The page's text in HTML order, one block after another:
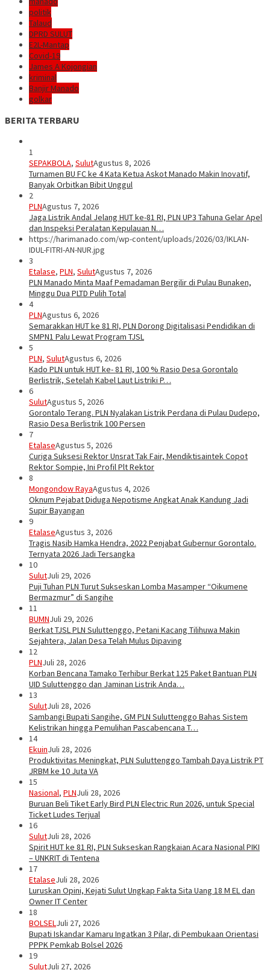
politik
Talaud
DPRD SULUT
E2L-Mantap
Covid-19
James A Kojongian
kriminal
Banjir Manado
golkar
BERITA TERBARU
1
SEPAKBOLA, SulutAgustus 8, 2026
Turnamen BU FC ke 4 Kata Ketua Askot Manado Makin Inovatif,
Banyak Orbitkan Bibit Unggul
2
PLNAgustus 7, 2026
Jaga Listrik Andal Jelang HUT ke-81 RI, PLN UP3 Tahuna Gelar Apel
dan Inspeksi Peralatan Kepulauan N…
https://harimanado.com/wp-content/uploads/2026/03/IKLAN-
IDUL-FITRI-AN-NUR.jpg
3
Etalase, PLN, SulutAgustus 7, 2026
PLN Manado Minta Maaf Pemadaman Bergilir di Pulau Bunaken,
Minggu Dua PLTD Pulih Total
4
PLNAgustus 6, 2026
Semarakkan HUT ke 81 RI, PLN Dorong Digitalisasi Pendidikan di
SMPN1 Palu Lewat Program TJSL
5
PLN, SulutAgustus 6, 2026
Kado PLN untuk HUT ke- 81 RI, 100 % Rasio Desa Gorontalo
Berlistrik, Setelah Kabel Laut Listriki P…
6
SulutAgustus 5, 2026
Gorontalo Terang. PLN Nyalakan Listrik Perdana di Pulau Dudepo,
Rasio Desa Berlistrik 100 Persen
7
EtalaseAgustus 5, 2026
Curiga Suksesi Rektor Unsrat Tak Fair, Mendiktisaintek Copot
Rektor Sompie, Ini Profil Plt Rektor
8
Mongondow RayaAgustus 4, 2026
Oknum Pejabat Diduga Nepotisme Angkat Anak Kandung Jadi
Supir Bayangan
9
EtalaseAgustus 3, 2026
Tragis Nasib Hamka Hendra, 2022 Penjabat Gubernur Gorontalo.
Ternyata 2026 Jadi Tersangka
10
SulutJuli 29, 2026
Puji Tuhan PLN Turut Sukseskan Lomba Masamper “Oikumene
Bermazmur” di Sangihe
11
BUMNJuli 29, 2026
Berkat TJSL PLN Suluttenggo, Petani Kacang Tilihuwa Makin
Sejahtera, Jalan Desa Telah Mulus Dipaving
12
PLNJuli 28, 2026
Korban Bencana Tamako Terhibur Berkat 125 Paket Bantuan PLN
UID Suluttenggo dan Jaminan Listrik Anda…
13
SulutJuli 28, 2026
Sambangi Bupati Sangihe, GM PLN Suluttenggo Bahas Sistem
Kelistrikan hingga Pemulihan Pascabencana T…
14
EkuinJuli 28, 2026
Produktivitas Meningkat, PLN Suluttenggo Tambah Daya Listrik PT
JRBM ke 10 Juta VA
15
Nasional, PLNJuli 28, 2026
Buruan Beli Tiket Early Bird PLN Electric Run 2026, untuk Special
Ticket Ludes Terjual
16
SulutJuli 28, 2026
Spirit HUT ke 81 RI, PLN Sukseskan Rangkaian Acara Nasional PIKI
– UNKRIT di Tentena
17
EtalaseJuli 28, 2026
Luruskan Opini, Kejati Sulut Ungkap Fakta Sita Uang 18 M EL dan
Owner IT Center
18
BOLSELJuli 27, 2026
Bupati Iskandar Kamaru Ingatkan 3 Pilar, di Pembukaan Orientasi
PPPK Pemkab Bolsel 2026
19
SulutJuli 27, 2026